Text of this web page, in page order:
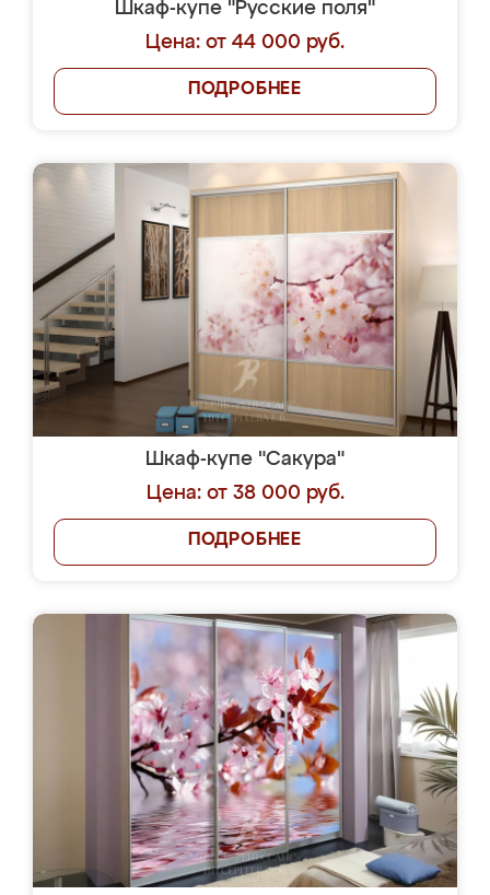
Шкаф-купе "Русские поля"
Цена: от 44 000 руб.
ПОДРОБНЕЕ
Шкаф-купе "Сакура"
Цена: от 38 000 руб.
ПОДРОБНЕЕ